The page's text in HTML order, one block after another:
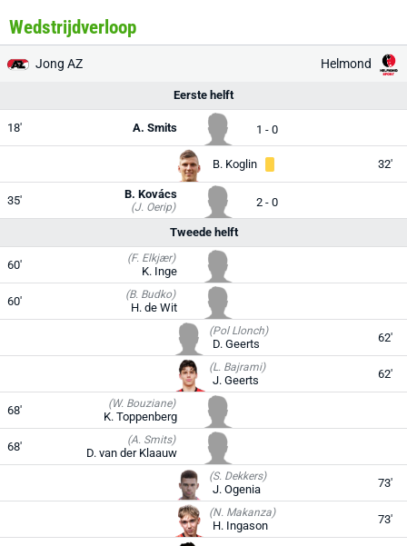
Wedstrijdverloop
Jong AZ Helmond
Eerste helft
18' A. Smits 1 - 0
B. Koglin 32'
35' (J. Oerip)
B. Kovács
2 - 0
Tweede helft
60' (F. Elkjær)
K. Inge
60' (B. Budko)
H. de Wit
(Pol Llonch)
D. Geerts 62'
(L. Bajrami)
J. Geerts 62'
68' (W. Bouziane)
K. Toppenberg
68' (A. Smits)
D. van der Klaauw
(S. Dekkers)
J. Ogenia 73'
(N. Makanza)
H. Ingason 73'